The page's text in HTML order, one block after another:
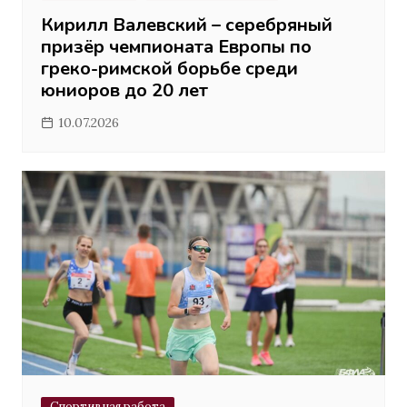
Кирилл Валевский – серебряный
призёр чемпионата Европы по
греко-римской борьбе среди
юниоров до 20 лет
10.07.2026